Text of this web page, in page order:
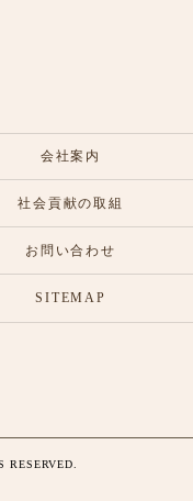
会社案内
社会貢献の取組
お問い合わせ
SITEMAP
RESERVED.